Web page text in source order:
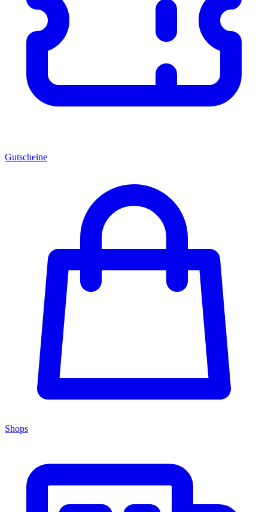
Gutscheine
Shops